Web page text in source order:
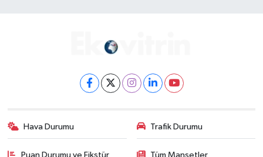
Hava Durumu Trafik Durumu
Puan Durumu ve Fikstür Tüm Manşetler